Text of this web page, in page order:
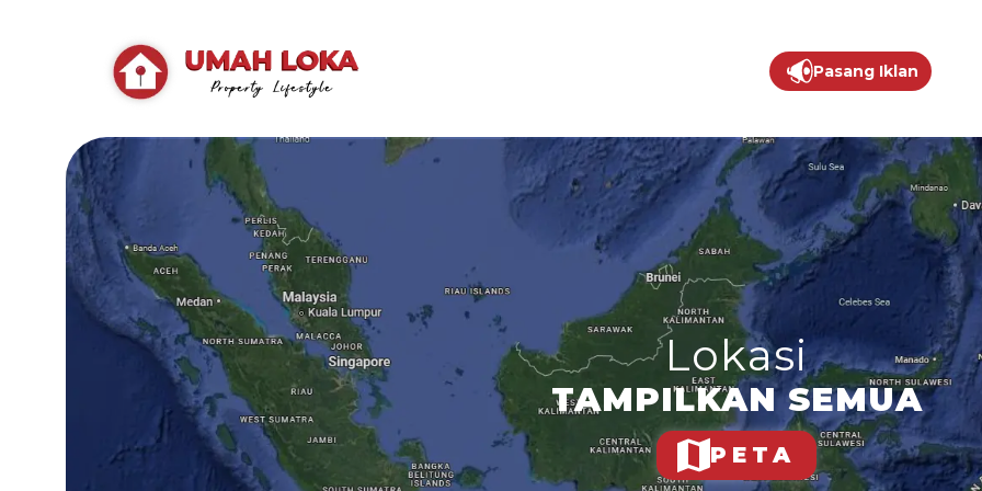
Pasang Iklan
Lokasi
TAMPILKAN SEMUA
PETA